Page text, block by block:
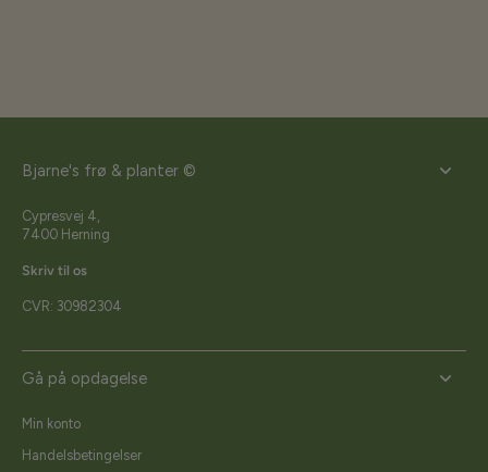
Bjarne's frø & planter ©
Cypresvej 4,
7400 Herning
Skriv til os
CVR: 30982304
Gå på opdagelse
Min konto
Handelsbetingelser